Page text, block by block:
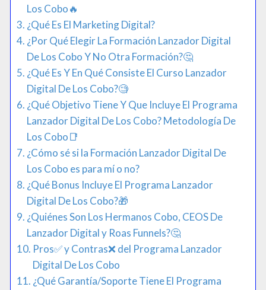
Los Cobo​🔥​
¿Qué Es El Marketing Digital?
¿Por Qué Elegir La Formación Lanzador Digital
De Los Cobo Y No Otra Formación?​🤔​
¿Qué Es Y En Qué Consiste El Curso Lanzador
Digital De Los Cobo?​​🧐
¿Qué Objetivo Tiene Y Que Incluye El Programa
Lanzador Digital De Los Cobo? Metodología De
Los Cobo📑
¿Cómo sé si la Formación Lanzador Digital De
Los Cobo es para mí o no?
¿Qué Bonus Incluye El Programa Lanzador
Digital De Los Cobo?🎁​
¿Quiénes Son Los Hermanos Cobo, CEOS De
Lanzador Digital y Roas Funnels?🤔
Pros✅ y Contras❌ del Programa Lanzador
Digital De Los Cobo
¿Qué Garantía/Soporte Tiene El Programa